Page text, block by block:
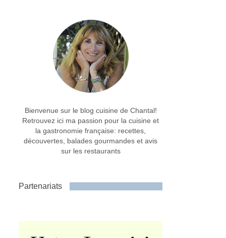
Read More
Bienvenue sur le blog cuisine de Chantal!
Retrouvez ici ma passion pour la cuisine et
la gastronomie française: recettes,
découvertes, balades gourmandes et avis
sur les restaurants
Partenariats